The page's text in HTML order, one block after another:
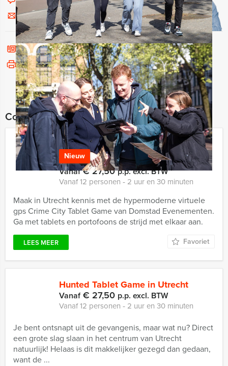
Stuur ons een mailtje
Bel mij terug
Bekijk printbare versie
Combineer dit uitje met:
Crime City Tablet Game Utrecht
Nieuw
Vanaf€ 27,50 p.p. excl. BTW
Vanaf 12 personen ‐ 2 uur en 30 minuten
Maak in Utrecht kennis met de hypermoderne virtuele
gps Crime City Tablet Game van Domstad Evenementen.
Ga met tablets en portofoons de strijd met elkaar aan.
LEES MEER Favoriet
Hunted Tablet Game in Utrecht
Vanaf€ 27,50 p.p. excl. BTW
Vanaf 12 personen ‐ 2 uur en 30 minuten
Je bent ontsnapt uit de gevangenis, maar wat nu? Direct
een grote slag slaan in het centrum van Utrecht
natuurlijk! Helaas is dit makkelijker gezegd dan gedaan,
want de ...